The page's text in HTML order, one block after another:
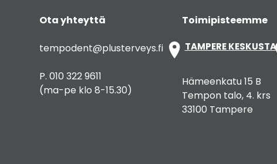
Ota yhteyttä
tempodent@plusterveys.fi
P. 010 322 9611
(ma-pe klo 8-15.30)
Toimipisteemme
TAMPERE KESKUSTA
Hämeenkatu 15 B
Tempon talo, 4. krs
33100 Tampere